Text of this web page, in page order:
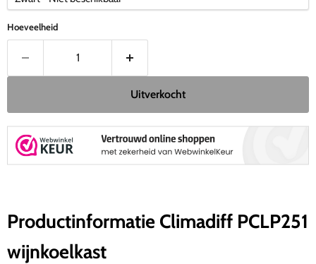
Hoeveelheid
Uitverkocht
Productinformatie Climadiff PCLP251
wijnkoelkast